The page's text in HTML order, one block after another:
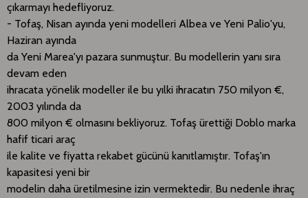
çıkarmayı hedefliyoruz.
- Tofaş, Nisan ayında yeni modelleri Albea ve Yeni Palio'yu,
Haziran ayında
da Yeni Marea'yı pazara sunmuştur. Bu modellerin yanı sıra
devam eden
ihracata yönelik modeller ile bu yılki ihracatın 750 milyon €,
2003 yılında da
800 milyon € olmasını bekliyoruz. Tofaş ürettiği Doblo marka
hafif ticari araç
ile kalite ve fiyatta rekabet gücünü kanıtlamıştır. Tofaş'ın
kapasitesi yeni bir
modelin daha üretilmesine izin vermektedir. Bu nedenle ihraç